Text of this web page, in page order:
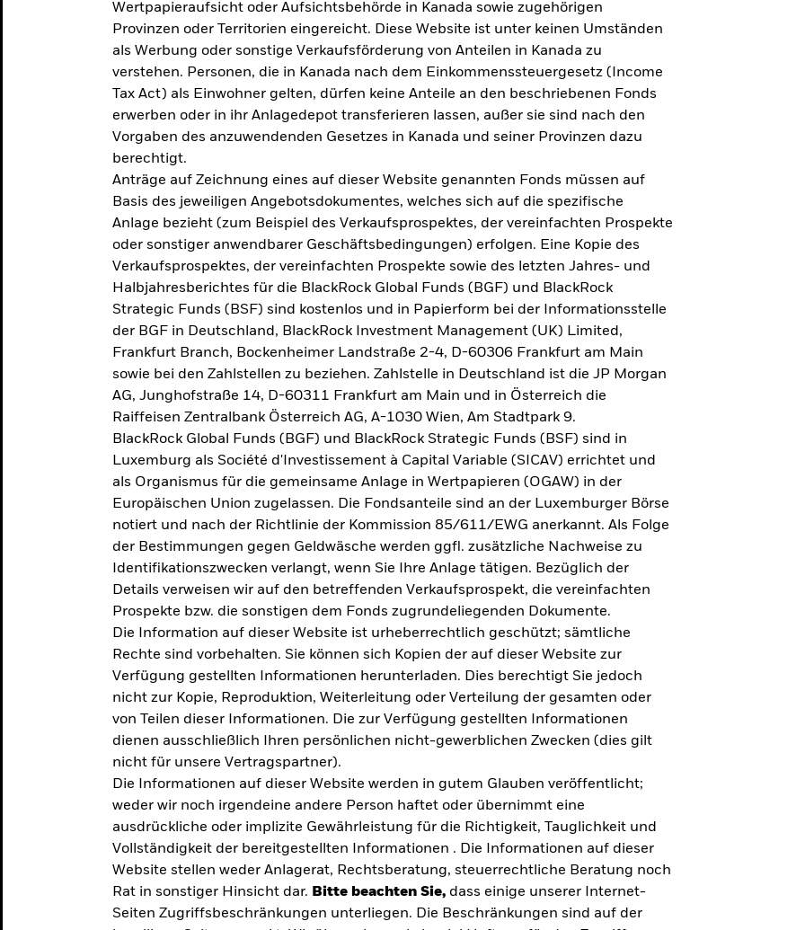
Wertpapieraufsicht oder Aufsichtsbehörde in Kanada sowie zugehörigen
Provinzen oder Territorien eingereicht. Diese Website ist unter keinen Umständen
als Werbung oder sonstige Verkaufsförderung von Anteilen in Kanada zu
verstehen. Personen, die in Kanada nach dem Einkommenssteuergesetz (Income
Tax Act) als Einwohner gelten, dürfen keine Anteile an den beschriebenen Fonds
erwerben oder in ihr Anlagedepot transferieren lassen, außer sie sind nach den
Vorgaben des anzuwendenden Gesetzes in Kanada und seiner Provinzen dazu
berechtigt.
Anträge auf Zeichnung eines auf dieser Website genannten Fonds müssen auf
Basis des jeweiligen Angebotsdokumentes, welches sich auf die spezifische
Anlage bezieht (zum Beispiel des Verkaufsprospektes, der vereinfachten Prospekte
oder sonstiger anwendbarer Geschäftsbedingungen) erfolgen. Eine Kopie des
Verkaufsprospektes, der vereinfachten Prospekte sowie des letzten Jahres- und
Halbjahresberichtes für die BlackRock Global Funds (BGF) und BlackRock
Strategic Funds (BSF) sind kostenlos und in Papierform bei der Informationsstelle
der BGF in Deutschland, BlackRock Investment Management (UK) Limited,
Frankfurt Branch, Bockenheimer Landstraße 2-4, D-60306 Frankfurt am Main
sowie bei den Zahlstellen zu beziehen. Zahlstelle in Deutschland ist die JP Morgan
AG, Junghofstraße 14, D-60311 Frankfurt am Main und in Österreich die
Raiffeisen Zentralbank Österreich AG, A-1030 Wien, Am Stadtpark 9.
BlackRock Global Funds (BGF) und BlackRock Strategic Funds (BSF) sind in
Luxemburg als Société d'Investissement à Capital Variable (SICAV) errichtet und
als Organismus für die gemeinsame Anlage in Wertpapieren (OGAW) in der
Europäischen Union zugelassen. Die Fondsanteile sind an der Luxemburger Börse
notiert und nach der Richtlinie der Kommission 85/611/EWG anerkannt. Als Folge
der Bestimmungen gegen Geldwäsche werden ggfl. zusätzliche Nachweise zu
Identifikationszwecken verlangt, wenn Sie Ihre Anlage tätigen. Bezüglich der
Details verweisen wir auf den betreffenden Verkaufsprospekt, die vereinfachten
Prospekte bzw. die sonstigen dem Fonds zugrundeliegenden Dokumente.
Die Information auf dieser Website ist urheberrechtlich geschützt; sämtliche
Rechte sind vorbehalten. Sie können sich Kopien der auf dieser Website zur
Verfügung gestellten Informationen herunterladen. Dies berechtigt Sie jedoch
nicht zur Kopie, Reproduktion, Weiterleitung oder Verteilung der gesamten oder
von Teilen dieser Informationen. Die zur Verfügung gestellten Informationen
dienen ausschließlich Ihren persönlichen nicht-gewerblichen Zwecken (dies gilt
nicht für unsere Vertragspartner).
Die Informationen auf dieser Website werden in gutem Glauben veröffentlicht;
weder wir noch irgendeine andere Person haftet oder übernimmt eine
ausdrückliche oder implizite Gewährleistung für die Richtigkeit, Tauglichkeit und
Vollständigkeit der bereitgestellten Informationen . Die Informationen auf dieser
Website stellen weder Anlagerat, Rechtsberatung, steuerrechtliche Beratung noch
Rat in sonstiger Hinsicht dar. Bitte beachten Sie, dass einige unserer Internet-
Seiten Zugriffsbeschränkungen unterliegen. Die Beschränkungen sind auf der